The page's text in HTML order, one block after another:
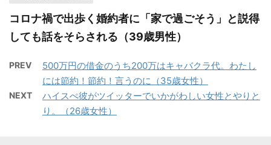
コロナ禍で出歩く婚約者に「家で過ごそう」と説得
しても話をそらされる（39歳男性）
PREV
500万円の借金のうち200万はキャバクラ代。わたし
には節約！節約！言うのに（35歳女性）
NEXT
ハイスぺ彼がツイッターでいかがわしい女性とやりと
り。（26歳女性）